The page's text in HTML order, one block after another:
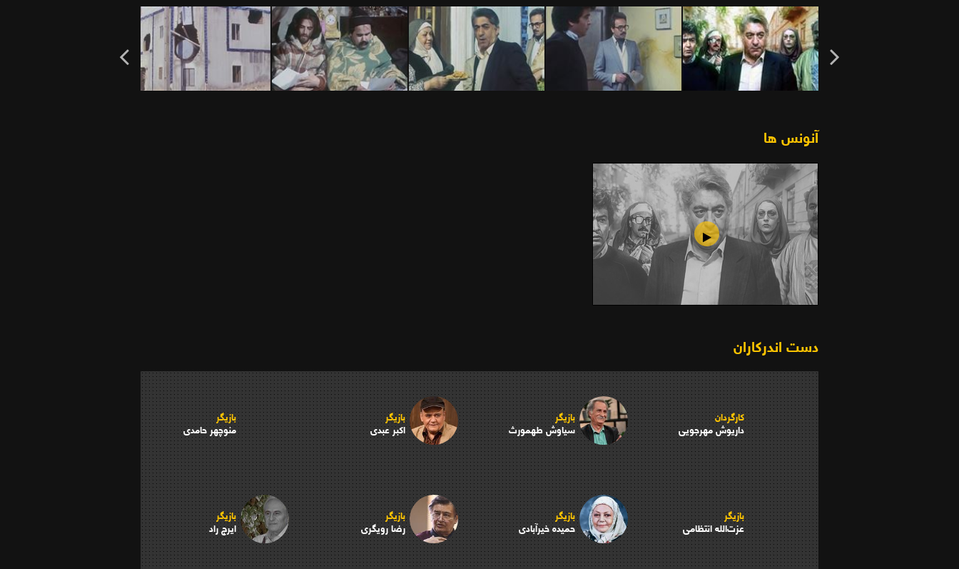
آنونس ها
دست اندرکاران
کارگردان
داریوش مهرجویی
بازیگر
سیاوش طهمورث
بازیگر
اکبر عبدی
بازیگر
منوچهر حامدی
بازیگر
عزت‌الله انتظامی
بازیگر
حمیده خیرآبادی
بازیگر
رضا رویگری
بازیگر
ایرج راد